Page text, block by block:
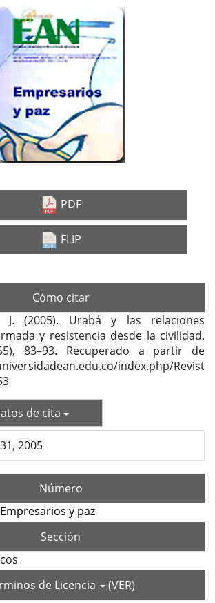
PDF
FLIP
Cómo citar
J. (2005). Urabá y las relaciones
y resistencia desde la civilidad.
83–93. Recuperado a partir de
index.php/Revist
de cita
2005
Número
y paz
Sección
de Licencia
(VER)